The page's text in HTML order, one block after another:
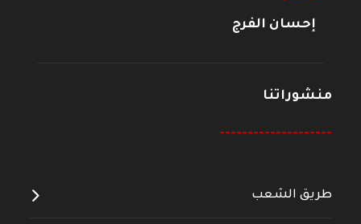
إحسان الفرج
منشوراتنا
--------------------
طريق الشعب